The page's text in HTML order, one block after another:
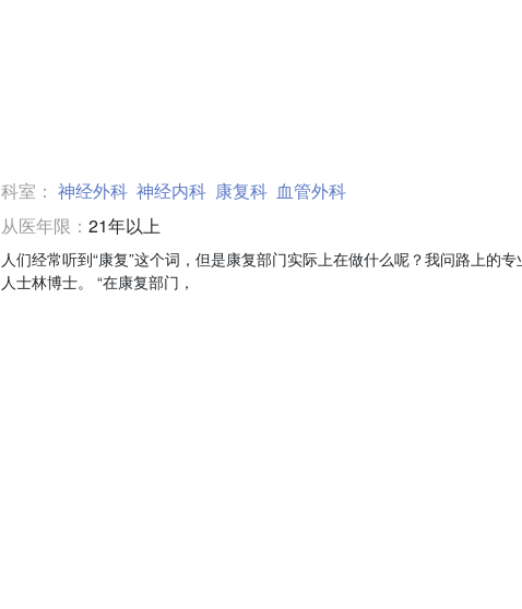
科室： 神经外科 神经内科 康复科 血管外科
从医年限： 21年以上
人们经常听到“康复”这个词，但是康复部门实际上在做什么呢？我问路上的专
人士林博士。 “在康复部门，